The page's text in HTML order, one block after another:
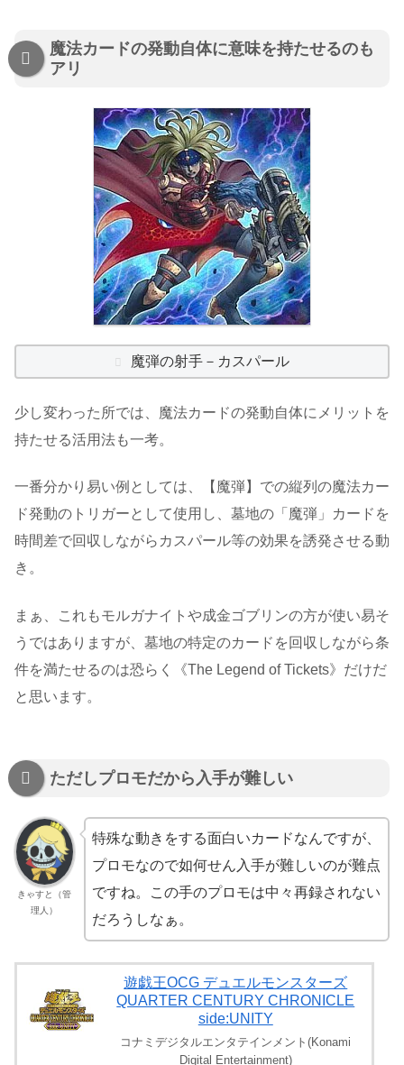
魔法カードの発動自体に意味を持たせるのも
アリ
魔弾の射手－カスパール
少し変わった所では、魔法カードの発動自体にメリットを
持たせる活用法も一考。
一番分かり易い例としては、【魔弾】での縦列の魔法カー
ド発動のトリガーとして使用し、墓地の「魔弾」カードを
時間差で回収しながらカスパール等の効果を誘発させる動
き。
まぁ、これもモルガナイトや成金ゴブリンの方が使い易そ
うではありますが、墓地の特定のカードを回収しながら条
件を満たせるのは恐らく《The Legend of Tickets》だけだ
と思います。
ただしプロモだから入手が難しい
きゃすと（管
理人）
特殊な動きをする面白いカードなんですが、
プロモなので如何せん入手が難しいのが難点
ですね。この手のプロモは中々再録されない
だろうしなぁ。
遊戯王OCG デュエルモンスターズ
QUARTER CENTURY CHRONICLE
side:UNITY
コナミデジタルエンタテインメント(Konami
Digital Entertainment)